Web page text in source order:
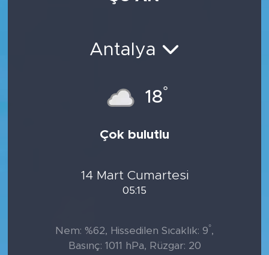
Antalya
18°
Çok bulutlu
14 Mart Cumartesi
05:15
Nem: %62, Hissedilen Sıcaklık: 9°,
Basınç: 1011 hPa, Rüzgar: 20